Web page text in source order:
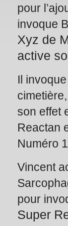
pour
invoque
Xyz de
active
Il
son effet
Reactan
Numéro
Vincent
pour
Super